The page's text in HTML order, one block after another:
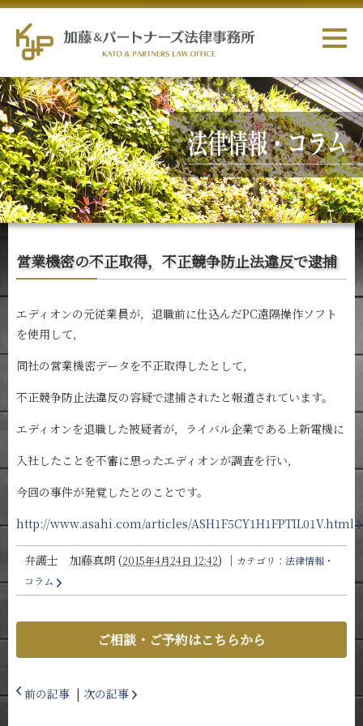
営業機密の不正取得，不正競争防止法違反で逮捕
エディオンの元従業員が，退職前に仕込んだPC遠隔操作ソフト
を使用して，
同社の営業機密データを不正取得したとして，
不正競争防止法違反の容疑で逮捕されたと報道されています。
エディオンを退職した被疑者が，ライバル企業である上新電機に
入社したことを不審に思ったエディオンが調査を行い，
今回の事件が発覚したとのことです。
http://www.asahi.com/articles/ASH1F5CY1H1FPTIL01V.html
弁護士 加藤真朗 (2015年4月24日 12:42) ｜ カテゴリ： 法律情報・
コラム
ご相談・ご予約はこちらから
前の記事 | 次の記事